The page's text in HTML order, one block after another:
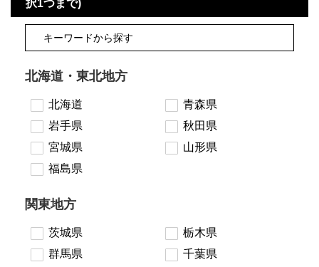
択1つまで)
北海道・東北地方
北海道
青森県
岩手県
秋田県
宮城県
山形県
福島県
関東地方
茨城県
栃木県
群馬県
千葉県